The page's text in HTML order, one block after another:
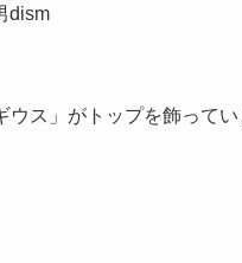
dism
ス」がトップを飾ってい